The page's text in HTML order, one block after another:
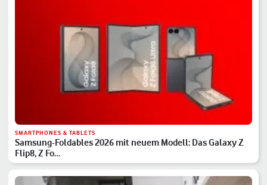
SMARTPHONES & TABLETS
Samsung-Foldables 2026 mit neuem Modell: Das Galaxy Z
Flip8, Z Fo…